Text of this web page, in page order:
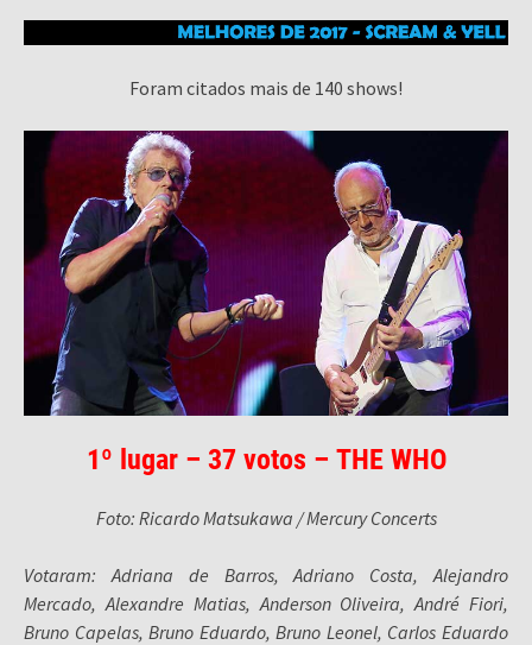
Foram citados mais de 140 shows!
1º lugar – 37 votos – THE WHO
Foto: Ricardo Matsukawa / Mercury Concerts
Votaram: Adriana de Barros, Adriano Costa, Alejandro
Mercado, Alexandre Matias, Anderson Oliveira, André Fiori,
Bruno Capelas, Bruno Eduardo, Bruno Leonel, Carlos Eduardo